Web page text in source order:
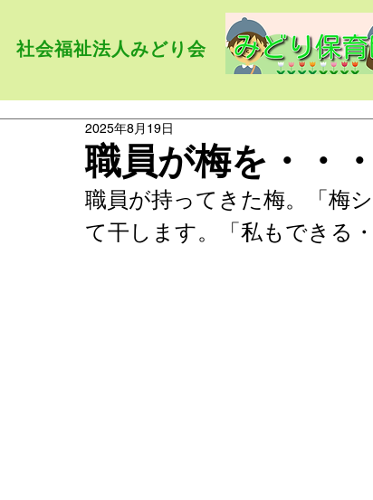
社会福祉法人みどり会
職員が梅を・・・
2025年8月19日
職員が持ってきた梅。「梅
て干します。「私もできる